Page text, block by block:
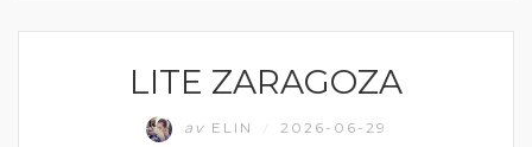
LITE ZARAGOZA
av ELIN 2026-06-29